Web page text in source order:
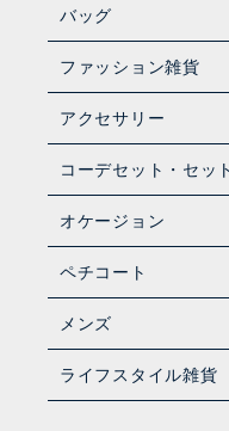
バッグ
ファッション雑貨
アクセサリー
コーデセット・セッ
オケージョン
ペチコート
メンズ
ライフスタイル雑貨